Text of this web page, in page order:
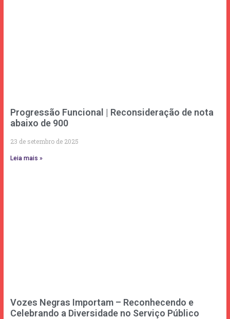
Progressão Funcional | Reconsideração de nota
abaixo de 900
23 de setembro de 2025
Leia mais »
Vozes Negras Importam – Reconhecendo e
Celebrando a Diversidade no Serviço Público